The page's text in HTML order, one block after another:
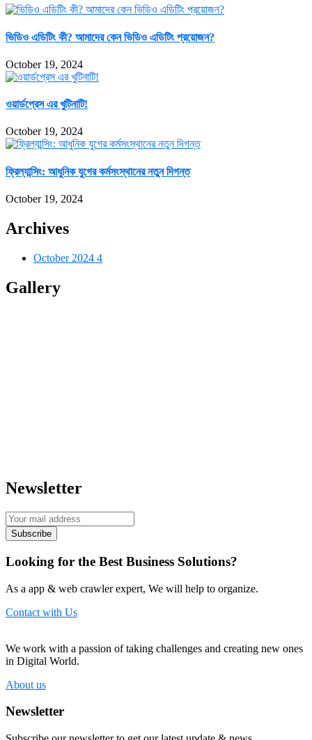
ভিডিও এডিটিং কী? আমাদের কেন ভিডিও এডিটিং প্রয়োজন?
October 19, 2024
ওয়ার্ডপ্রেস এর খুটিনাটি!
October 19, 2024
ফ্রিল্যান্সিং: আধুনিক যুগের কর্মসংস্থানের নতুন দিগন্ত
October 19, 2024
Archives
October 2024 4
Gallery
Newsletter
Looking for the Best Business Solutions?
As a app & web crawler expert, We will help to organize.
Contact with Us
We work with a passion of taking challenges and creating new ones
in Digital World.
About us
Newsletter